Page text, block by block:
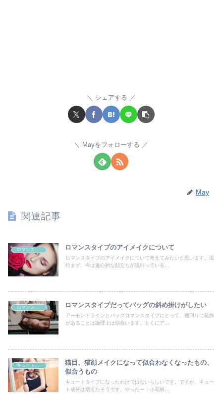
シェアする
Mayをフォローする
May
関連記事
ロマンスタイプのアイメイクについて
ロマンスタイプのアイメイクについて考えてみたいと思います。流
行まず、今は遠心的な顔立ちが流行っている...
ロマンスタイプ ロマンスタイプだってバッグの斜め掛けがしたい
アーモンドラインとバッグロマンスタイプにとって、腰回りに装飾
があることは論理上は似合います。とくにア...
猫目、猫顔メイクになって似合わなくなったもの、
似合うもの
キュートタイプになったわけではないらしいです。ですが、キュー
ト成分は増えたそうです。やったー！小花柄...